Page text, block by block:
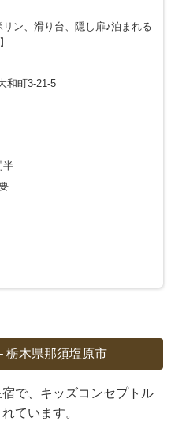
ン、滑り台、隠し扉♪泊まれる
和町3-21-5
半
栃木県那須塩原市
で、キッズコンセプトル
ています。